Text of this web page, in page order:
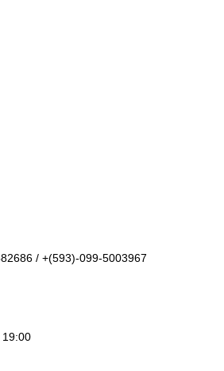
/ +(593)-099-5003967